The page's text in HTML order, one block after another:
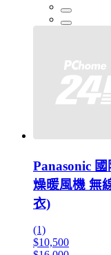
Panasonic
燥暖風機 無
衣)
(1)
$10,500